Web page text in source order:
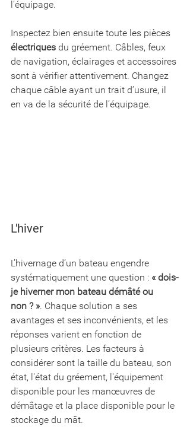
l’équipage.
Inspectez bien ensuite toute les pièces
électriques du gréement. Câbles, feux
de navigation, éclairages et accessoires
sont à vérifier attentivement. Changez
chaque câble ayant un trait d’usure, il
en va de la sécurité de l’équipage.
L'hiver
L’hivernage d’un bateau engendre
systématiquement une question : « dois-
je hiverner mon bateau démâté ou
non ? ». Chaque solution a ses
avantages et ses inconvénients, et les
réponses varient en fonction de
plusieurs critères. Les facteurs à
considérer sont la taille du bateau, son
état, l'état du gréement, l'équipement
disponible pour les manœuvres de
démâtage et la place disponible pour le
stockage du mât.